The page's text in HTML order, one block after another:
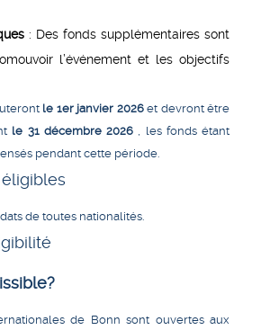
: Des fonds supplémentaires sont
l’événement et les objectifs
le 1er janvier 2026et devront être
le 31 décembre 2026 , les fonds étant
pendant cette période.
de toutes nationalités.
de Bonn sont ouvertes aux